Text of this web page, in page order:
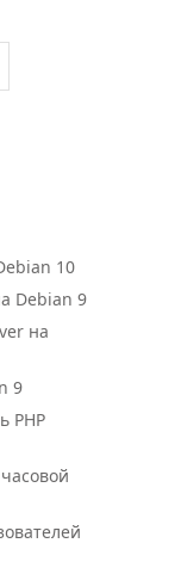
10
Debian 9
на
9
PHP